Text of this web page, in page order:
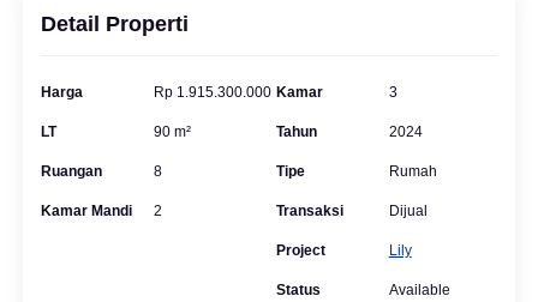
Detail Properti
Harga Rp 1.915.300.000
LT 90 m²
Ruangan 8
Kamar Mandi 2
Kamar 3
Tahun 2024
Tipe Rumah
Transaksi Dijual
Project Lily
Status Available